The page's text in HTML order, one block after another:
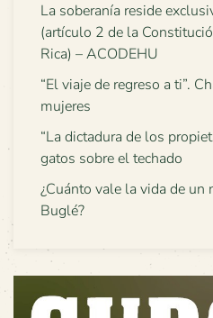
La soberanía reside
(artículo 2 de la
Rica) – ACODEHU
“El viaje de regreso a ti”.
mujeres
“La dictadura de los
gatos sobre el techado
¿Cuánto vale la vida de
Buglé?